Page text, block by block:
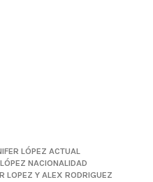
LÓPEZ ACTUAL
NACIONALIDAD
LOPEZ Y ALEX RODRIGUEZ